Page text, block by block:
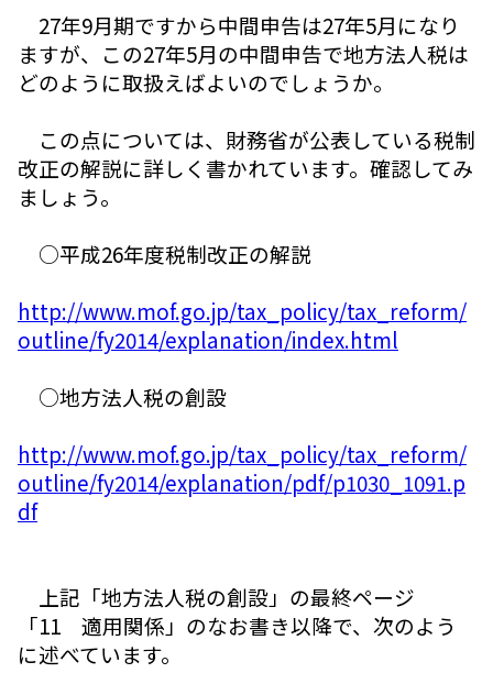
27年9月期ですから中間申告は27年5月になり
ますが、この27年5月の中間申告で地方法人税は
どのように取扱えばよいのでしょうか。
この点については、財務省が公表している税制
改正の解説に詳しく書かれています。確認してみ
ましょう。
○平成26年度税制改正の解説
http://www.mof.go.jp/tax_policy/tax_reform/
outline/fy2014/explanation/index.html
○地方法人税の創設
http://www.mof.go.jp/tax_policy/tax_reform/
outline/fy2014/explanation/pdf/p1030_1091.p
df
上記「地方法人税の創設」の最終ページ
「11 適用関係」のなお書き以降で、次のよう
に述べています。